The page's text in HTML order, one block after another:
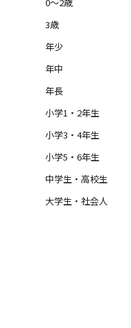
3歳
年少
年中
年長
小学1・2年生
小学3・4年生
小学5・6年生
中学生・高校生
大学生・社会人